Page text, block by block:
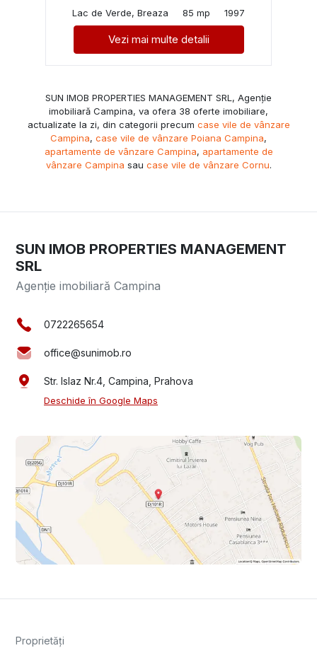
Lac de Verde, Breaza
85 mp 1997
Vezi mai multe detalii
SUN IMOB PROPERTIES MANAGEMENT SRL, Agenție
imobiliară Campina, va ofera 38 oferte imobiliare,
actualizate la zi, din categorii precum case vile de vânzare
Campina, case vile de vânzare Poiana Campina,
apartamente de vânzare Campina, apartamente de
vânzare Campina sau case vile de vânzare Cornu.
SUN IMOB PROPERTIES MANAGEMENT
SRL
Agenție imobiliară Campina
0722265654
office@sunimob.ro
Str. Islaz Nr.4, Campina, Prahova
Deschide în Google Maps
Proprietăți